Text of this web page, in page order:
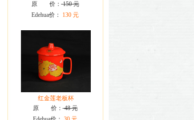
原 价：150 元
Edehua价：
130 元
红金莲老板杯
原 价：48 元